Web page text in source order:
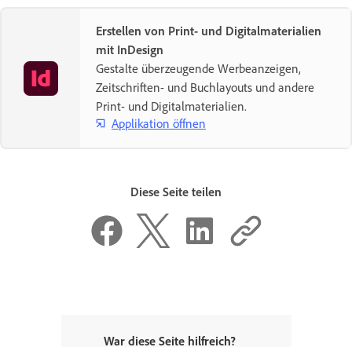
Erstellen von Print- und Digitalmaterialien
mit InDesign
Gestalte überzeugende Werbeanzeigen,
Zeitschriften- und Buchlayouts und andere
Print- und Digitalmaterialien.
Applikation öffnen
Diese Seite teilen
War diese Seite hilfreich?